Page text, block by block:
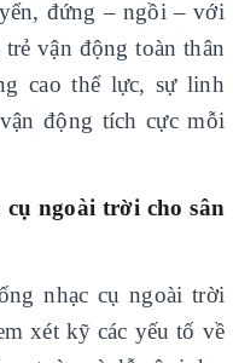
đứng – ngồi – với
vận động toàn thân
cao thể lực, sự linh
động tích cực mỗi
ngoài trời cho sân
nhạc cụ ngoài trời
xét kỹ các yếu tố về